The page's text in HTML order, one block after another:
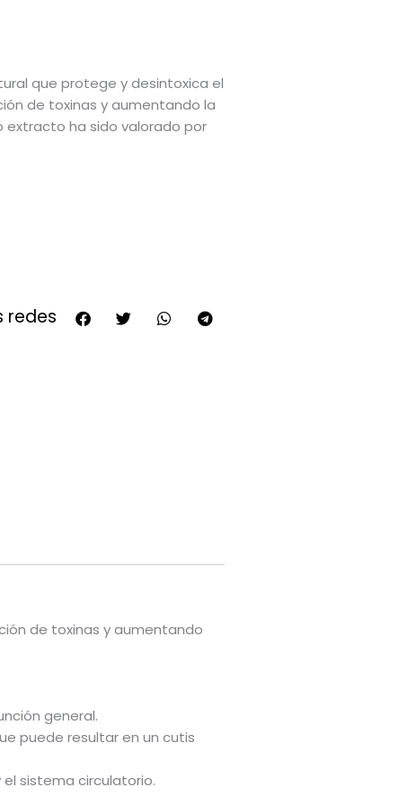
que protege y desintoxica el
de toxinas y aumentando la
extracto ha sido valorado por
redes
de toxinas y aumentando
general.
puede resultar en un cutis
sistema circulatorio.